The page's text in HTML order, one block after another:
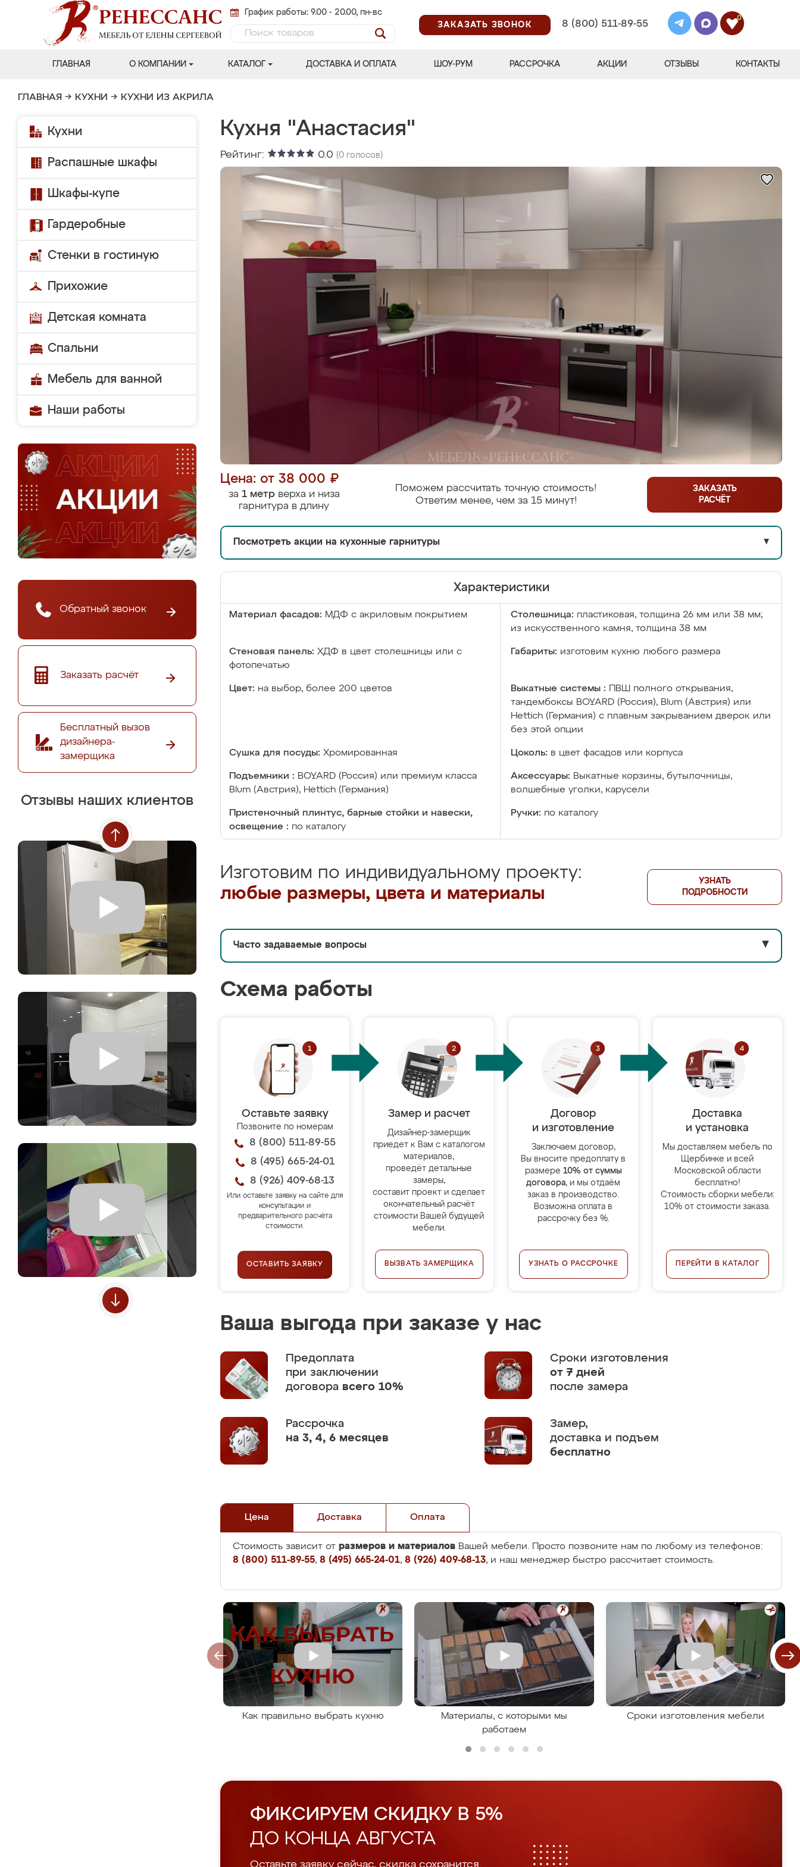
График работы: 9.00 - 20.00, пн-вс
ЗАКАЗАТЬ ЗВОНОК
8 (800) 511-89-55
0
ГЛАВНАЯ О КОМПАНИИ КАТАЛОГ ДОСТАВКА И ОПЛАТА ШОУ-РУМ РАССРОЧКА АКЦИИ ОТЗЫВЫ КОНТАКТЫ
ГЛАВНАЯ → КУХНИ → КУХНИ ИЗ АКРИЛА
Кухни
Распашные шкафы
Шкафы-купе
Гардеробные
Стенки в гостиную
Прихожие
Детская комната
Спальни
Мебель для ванной
Наши работы
Обратный звонок
Заказать расчёт
Бесплатный вызов
дизайнера-
замерщика
Отзывы наших клиентов
Кухня "Анастасия"
Рейтинг: 0.0 (0 голосов)
Цена: от 38 000 ₽
за 1 метрверха и низа
гарнитура в длину
Поможем рассчитать точную стоимость!
Ответим менее, чем за 15 минут!
ЗАКАЗАТЬ
РАСЧЁТ
Посмотреть акции на кухонные гарнитуры ▼
Характеристики
Материал фасадов: МДФ с акриловым покрытием Столешница: пластиковая, толщина 26 мм или 38 мм;
из искусственного камня, толщина 38 мм
Стеновая панель: ХДФ в цвет столешницы или с
фотопечатью
Габариты: изготовим кухню любого размера
Цвет: на выбор, более 200 цветов Выкатные системы :
ПВШ полного открывания,
тандембоксы BOYARD (Россия), Blum (Австрия) или
Hettich (Германия) с плавным закрыванием дверок или
без этой опции
Сушка для посуды: Хромированная Цоколь: в цвет фасадов или корпуса
Подъемники : BOYARD (Россия) или премиум класса
Blum (Австрия), Hettich (Германия)
Аксессуары: Выкатные корзины, бутылочницы,
волшебные уголки, карусели
Пристеночный плинтус, барные стойки и навески,
освещение : по каталогу
Ручки: по каталогу
Изготовим по индивидуальному проекту:
любые размеры, цвета и материалы
УЗНАТЬ
ПОДРОБНОСТИ
Часто задаваемые вопросы ▼
Схема работы
Оставьте заявку
Позвоните по номерам
8 (800) 511-89-55
8 (495) 665-24-01
8 (926) 409-68-13
Или оставьте заявку на сайте для
консультации и
предварительного расчёта
стоимости.
ОСТАВИТЬ ЗАЯВКУ
Замер и расчет
Дизайнер-замерщик
приедет к Вам с каталогом
материалов,
проведёт детальные
замеры,
составит проект и сделает
окончательный расчёт
стоимости Вашей будущей
мебели.
ВЫЗВАТЬ ЗАМЕРЩИКА
Договор
и изготовление
Заключаем договор,
Вы вносите предоплату в
размере 10% от суммы
договора, и мы отдаём
заказ в производство.
Возможна оплата в
рассрочку без %.
УЗНАТЬ О РАССРОЧКЕ
Доставка
и установка
Мы доставляем мебель по
Щербинке и всей
Московской области
бесплатно!
Стоимость сборки мебели:
10% от стоимости заказа.
ПЕРЕЙТИ В КАТАЛОГ
Ваша выгода при заказе у нас
Предоплата
при заключении
договора всего 10%
Сроки изготовления
от 7 дней
после замера
Рассрочка
на 3, 4, 6 месяцев
Замер,
доставка и подъем
бесплатно
Цена Доставка Оплата
Стоимость зависит от размеров и материалов Вашей мебели. Просто позвоните нам по любому из телефонов:
8 (800) 511-89-55, 8 (495) 665-24-01, 8 (926) 409-68-13, и наш менеджер быстро рассчитает стоимость.
Как правильно выбрать кухню
Материалы, с которыми мы
работаем
Сроки изготовления мебели
ФИКСИРУЕМ СКИДКУ В 5%
ДО КОНЦА АВГУСТА
Оставьте заявку сейчас, скидка сохранится.